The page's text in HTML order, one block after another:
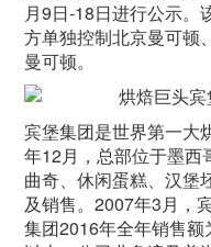
月9日-18日进行公示。
方单独控制北京曼可顿
曼可顿。
宾堡集团是世界第一大
年12月，总部位于墨西
曲奇、休闲蛋糕、汉堡
及销售。2007年3月，
集团2016年全年销售